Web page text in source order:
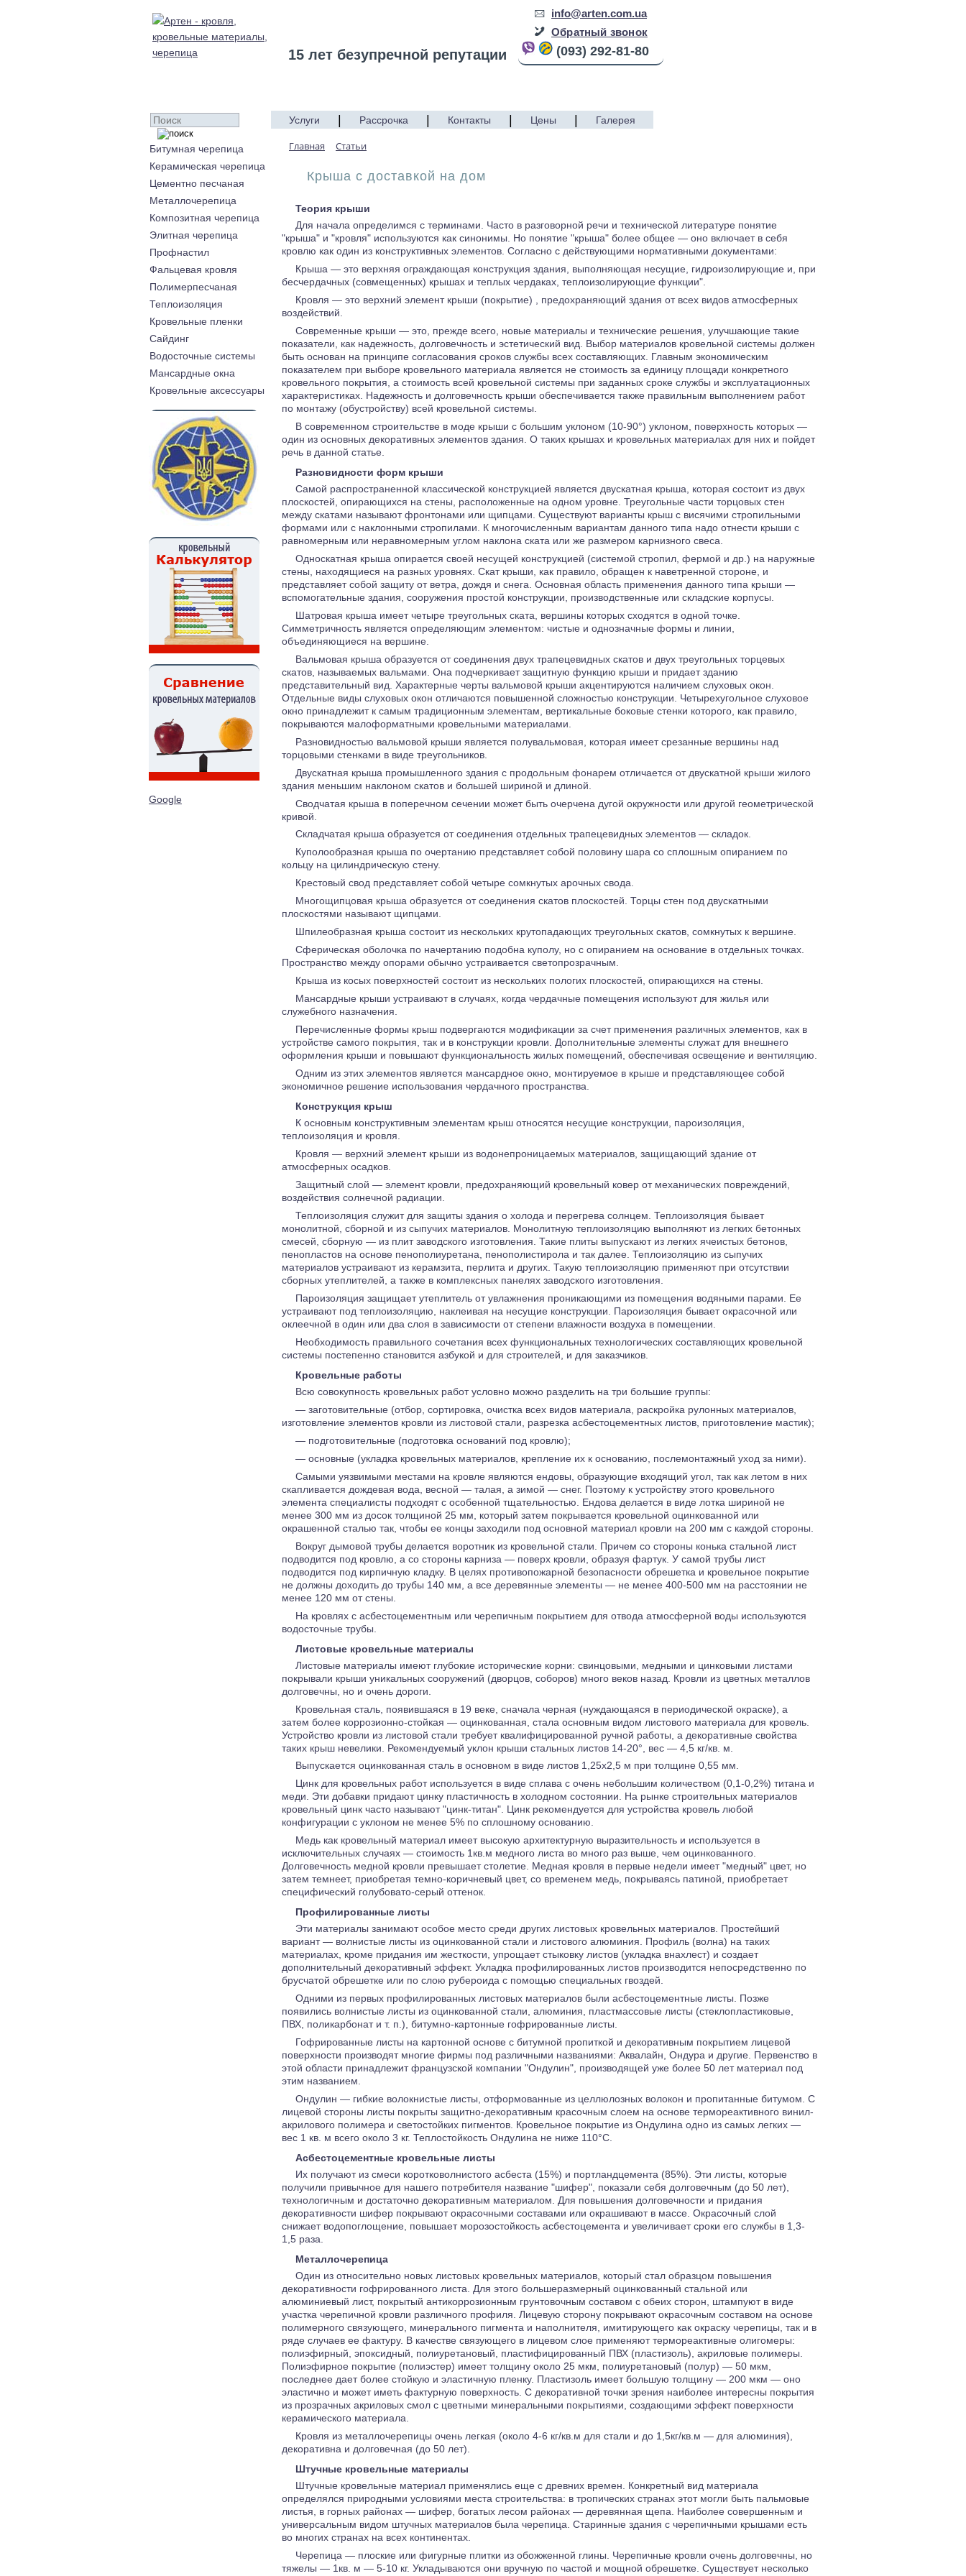
15 лет безупречной репутации
info@arten.com.ua
Обратный звонок
(093) 292-81-80
Битумная черепица
Керамическая черепица
Цементно песчаная
Металлочерепица
Композитная черепица
Элитная черепица
Профнастил
Фальцевая кровля
Полимерпесчаная
Теплоизоляция
Кровельные пленки
Cайдинг
Водосточные системы
Мансардные окна
Кровельные аксессуары
Google
Услуги Рассрочка Контакты Цены Галерея
Главная Статьи
Крыша с доставкой на дом
Теория крыши
Для начала определимся с терминами. Часто в разговорной речи и технической литературе понятие
"крыша" и "кровля" используются как синонимы. Но понятие "крыша" более общее — оно включает в себя
кровлю как один из конструктивных элементов. Согласно с действующими нормативными документами:
Крыша — это верхняя ограждающая конструкция здания, выполняющая несущие, гидроизолирующие и, при
бесчердачных (совмещенных) крышах и теплых чердаках, теплоизолирующие функции".
Кровля — это верхний элемент крыши (покрытие) , предохраняющий здания от всех видов атмосферных
воздействий.
Современные крыши — это, прежде всего, новые материалы и технические решения, улучшающие такие
показатели, как надежность, долговечность и эстетический вид. Выбор материалов кровельной системы должен
быть основан на принципе согласования сроков службы всех составляющих. Главным экономическим
показателем при выборе кровельного материала является не стоимость за единицу площади конкретного
кровельного покрытия, а стоимость всей кровельной системы при заданных сроке службы и эксплуатационных
характеристиках. Надежность и долговечность крыши обеспечивается также правильным выполнением работ
по монтажу (обустройству) всей кровельной системы.
В современном строительстве в моде крыши с большим уклоном (10-90°) уклоном, поверхность которых —
один из основных декоративных элементов здания. О таких крышах и кровельных материалах для них и пойдет
речь в данной статье.
Разновидности форм крыши
Самой распространенной классической конструкцией является двускатная крыша, которая состоит из двух
плоскостей, опирающихся на стены, расположенные на одном уровне. Треугольные части торцовых стен
между скатами называют фронтонами или щипцами. Существуют варианты крыш с висячими стропильными
формами или с наклонными стропилами. К многочисленным вариантам данного типа надо отнести крыши с
равномерным или неравномерным углом наклона ската или же размером карнизного свеса.
Односкатная крыша опирается своей несущей конструкцией (системой стропил, фермой и др.) на наружные
стены, находящиеся на разных уровнях. Скат крыши, как правило, обращен к наветренной стороне, и
представляет собой защиту от ветра, дождя и снега. Основная область применения данного типа крыши —
вспомогательные здания, сооружения простой конструкции, производственные или складские корпусы.
Шатровая крыша имеет четыре треугольных ската, вершины которых сходятся в одной точке.
Симметричность является определяющим элементом: чистые и однозначные формы и линии,
объединяющиеся на вершине.
Вальмовая крыша образуется от соединения двух трапецевидных скатов и двух треугольных торцевых
скатов, называемых вальмами. Она подчеркивает защитную функцию крыши и придает зданию
представительный вид. Характерные черты вальмовой крыши акцентируются наличием слуховых окон.
Отдельные виды слуховых окон отличаются повышенной сложностью конструкции. Четырехугольное слуховое
окно принадлежит к самым традиционным элементам, вертикальные боковые стенки которого, как правило,
покрываются малоформатными кровельными материалами.
Разновидностью вальмовой крыши является полувальмовая, которая имеет срезанные вершины над
торцовыми стенками в виде треугольников.
Двускатная крыша промышленного здания с продольным фонарем отличается от двускатной крыши жилого
здания меньшим наклоном скатов и большей шириной и длиной.
Сводчатая крыша в поперечном сечении может быть очерчена дугой окружности или другой геометрической
кривой.
Складчатая крыша образуется от соединения отдельных трапецевидных элементов — складок.
Куполообразная крыша по очертанию представляет собой половину шара со сплошным опиранием по
кольцу на цилиндрическую стену.
Крестовый свод представляет собой четыре сомкнутых арочных свода.
Многощипцовая крыша образуется от соединения скатов плоскостей. Торцы стен под двускатными
плоскостями называют щипцами.
Шпилеобразная крыша состоит из нескольких крутопадающих треугольных скатов, сомкнутых к вершине.
Сферическая оболочка по начертанию подобна куполу, но с опиранием на основание в отдельных точках.
Пространство между опорами обычно устраивается светопрозрачным.
Крыша из косых поверхностей состоит из нескольких пологих плоскостей, опирающихся на стены.
Мансардные крыши устраивают в случаях, когда чердачные помещения используют для жилья или
служебного назначения.
Перечисленные формы крыш подвергаются модификации за счет применения различных элементов, как в
устройстве самого покрытия, так и в конструкции кровли. Дополнительные элементы служат для внешнего
оформления крыши и повышают функциональность жилых помещений, обеспечивая освещение и вентиляцию.
Одним из этих элементов является мансардное окно, монтируемое в крыше и представляющее собой
экономичное решение использования чердачного пространства.
Конструкция крыш
К основным конструктивным элементам крыш относятся несущие конструкции, пароизоляция,
теплоизоляция и кровля.
Кровля — верхний элемент крыши из водонепроницаемых материалов, защищающий здание от
атмосферных осадков.
Защитный слой — элемент кровли, предохраняющий кровельный ковер от механических повреждений,
воздействия солнечной радиации.
Теплоизоляция служит для защиты здания о холода и перегрева солнцем. Теплоизоляция бывает
монолитной, сборной и из сыпучих материалов. Монолитную теплоизоляцию выполняют из легких бетонных
смесей, сборную — из плит заводского изготовления. Такие плиты выпускают из легких ячеистых бетонов,
пенопластов на основе пенополиуретана, пенополистирола и так далее. Теплоизоляцию из сыпучих
материалов устраивают из керамзита, перлита и других. Такую теплоизоляцию применяют при отсутствии
сборных утеплителей, а также в комплексных панелях заводского изготовления.
Пароизоляция защищает утеплитель от увлажнения проникающими из помещения водяными парами. Ее
устраивают под теплоизоляцию, наклеивая на несущие конструкции. Пароизоляция бывает окрасочной или
оклеечной в один или два слоя в зависимости от степени влажности воздуха в помещении.
Необходимость правильного сочетания всех функциональных технологических составляющих кровельной
системы постепенно становится азбукой и для строителей, и для заказчиков.
Кровельные работы
Всю совокупность кровельных работ условно можно разделить на три большие группы:
— заготовительные (отбор, сортировка, очистка всех видов материала, раскройка рулонных материалов,
изготовление элементов кровли из листовой стали, разрезка асбестоцементных листов, приготовление мастик);
— подготовительные (подготовка оснований под кровлю);
— основные (укладка кровельных материалов, крепление их к основанию, послемонтажный уход за ними).
Самыми уязвимыми местами на кровле являются ендовы, образующие входящий угол, так как летом в них
скапливается дождевая вода, весной — талая, а зимой — снег. Поэтому к устройству этого кровельного
элемента специалисты подходят с особенной тщательностью. Ендова делается в виде лотка шириной не
менее 300 мм из досок толщиной 25 мм, который затем покрывается кровельной оцинкованной или
окрашенной сталью так, чтобы ее концы заходили под основной материал кровли на 200 мм с каждой стороны.
Вокруг дымовой трубы делается воротник из кровельной стали. Причем со стороны конька стальной лист
подводится под кровлю, а со стороны карниза — поверх кровли, образуя фартук. У самой трубы лист
подводится под кирпичную кладку. В целях противопожарной безопасности обрешетка и кровельное покрытие
не должны доходить до трубы 140 мм, а все деревянные элементы — не менее 400-500 мм на расстоянии не
менее 120 мм от стены.
На кровлях с асбестоцементным или черепичным покрытием для отвода атмосферной воды используются
водосточные трубы.
Листовые кровельные материалы
Листовые материалы имеют глубокие исторические корни: свинцовыми, медными и цинковыми листами
покрывали крыши уникальных сооружений (дворцов, соборов) много веков назад. Кровли из цветных металлов
долговечны, но и очень дороги.
Кровельная сталь, появившаяся в 19 веке, сначала черная (нуждающаяся в периодической окраске), а
затем более коррозионно-стойкая — оцинкованная, стала основным видом листового материала для кровель.
Устройство кровли из листовой стали требует квалифицированной ручной работы, а декоративные свойства
таких крыш невелики. Рекомендуемый уклон крыши стальных листов 14-20°, вес — 4,5 кг/кв. м.
Выпускается оцинкованная сталь в основном в виде листов 1,25x2,5 м при толщине 0,55 мм.
Цинк для кровельных работ используется в виде сплава с очень небольшим количеством (0,1-0,2%) титана и
меди. Эти добавки придают цинку пластичность в холодном состоянии. На рынке строительных материалов
кровельный цинк часто называют "цинк-титан". Цинк рекомендуется для устройства кровель любой
конфигурации с уклоном не менее 5% по сплошному основанию.
Медь как кровельный материал имеет высокую архитектурную выразительность и используется в
исключительных случаях — стоимость 1кв.м медного листа во много раз выше, чем оцинкованного.
Долговечность медной кровли превышает столетие. Медная кровля в первые недели имеет "медный" цвет, но
затем темнеет, приобретая темно-коричневый цвет, со временем медь, покрываясь патиной, приобретает
специфический голубовато-серый оттенок.
Профилированные листы
Эти материалы занимают особое место среди других листовых кровельных материалов. Простейший
вариант — волнистые листы из оцинкованной стали и листового алюминия. Профиль (волна) на таких
материалах, кроме придания им жесткости, упрощает стыковку листов (укладка внахлест) и создает
дополнительный декоративный эффект. Укладка профилированных листов производится непосредственно по
брусчатой обрешетке или по слою рубероида с помощью специальных гвоздей.
Одними из первых профилированных листовых материалов были асбестоцементные листы. Позже
появились волнистые листы из оцинкованной стали, алюминия, пластмассовые листы (стеклопластиковые,
ПВХ, поликарбонат и т. п.), битумно-картонные гофрированные листы.
Гофрированные листы на картонной основе с битумной пропиткой и декоративным покрытием лицевой
поверхности производят многие фирмы под различными названиями: Аквалайн, Ондура и другие. Первенство в
этой области принадлежит французской компании "Ондулин", производящей уже более 50 лет материал под
этим названием.
Ондулин — гибкие волокнистые листы, отформованные из целлюлозных волокон и пропитанные битумом. С
лицевой стороны листы покрыты защитно-декоративным красочным слоем на основе термореактивного винил-
акрилового полимера и светостойких пигментов. Кровельное покрытие из Ондулина одно из самых легких —
вес 1 кв. м всего около 3 кг. Теплостойкость Ондулина не ниже 110°С.
Асбестоцементные кровельные листы
Их получают из смеси коротковолнистого асбеста (15%) и портландцемента (85%). Эти листы, которые
получили привычное для нашего потребителя название "шифер", показали себя долговечным (до 50 лет),
технологичным и достаточно декоративным материалом. Для повышения долговечности и придания
декоративности шифер покрывают окрасочными составами или окрашивают в массе. Окрасочный слой
снижает водопоглощение, повышает морозостойкость асбестоцемента и увеличивает сроки его службы в 1,3-
1,5 раза.
Металлочерепица
Один из относительно новых листовых кровельных материалов, который стал образцом повышения
декоративности гофрированного листа. Для этого большеразмерный оцинкованный стальной или
алюминиевый лист, покрытый антикоррозионным грунтовочным составом с обеих сторон, штампуют в виде
участка черепичной кровли различного профиля. Лицевую сторону покрывают окрасочным составом на основе
полимерного связующего, минерального пигмента и наполнителя, имитирующего как окраску черепицы, так и в
ряде случаев ее фактуру. В качестве связующего в лицевом слое применяют термореактивные олигомеры:
полиэфирный, эпоксидный, полиуретановый, пластифицированный ПВХ (пластизоль), акриловые полимеры.
Полиэфирное покрытие (полиэстер) имеет толщину около 25 мкм, полиуретановый (полур) — 50 мкм,
последнее дает более стойкую и эластичную пленку. Пластизоль имеет большую толщину — 200 мкм — оно
эластично и может иметь фактурную поверхность. С декоративной точки зрения наиболее интересны покрытия
из прозрачных акриловых смол с цветными минеральными покрытиями, создающими эффект поверхности
керамического материала.
Кровля из металлочерепицы очень легкая (около 4-6 кг/кв.м для стали и до 1,5кг/кв.м — для алюминия),
декоративна и долговечная (до 50 лет).
Штучные кровельные материалы
Штучные кровельные материал применялись еще с древних времен. Конкретный вид материала
определялся природными условиями места строительства: в тропических странах этот могли быть пальмовые
листья, в горных районах — шифер, богатых лесом районах — деревянная щепа. Наиболее совершенным и
универсальным видом штучных материалов была черепица. Старинные здания с черепичными крышами есть
во многих странах на всех континентах.
Черепица — плоские или фигурные плитки из обожженной глины. Черепичные кровли очень долговечны, но
тяжелы — 1кв. м — 5-10 кг. Укладываются они вручную по частой и мощной обрешетке. Существует несколько